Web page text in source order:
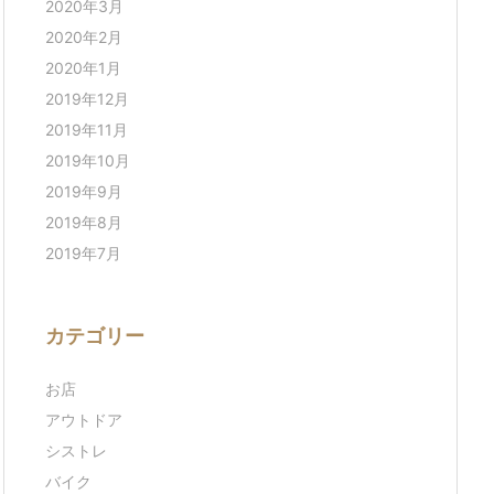
2020年3月
2020年2月
2020年1月
2019年12月
2019年11月
2019年10月
2019年9月
2019年8月
2019年7月
カテゴリー
お店
アウトドア
シストレ
バイク